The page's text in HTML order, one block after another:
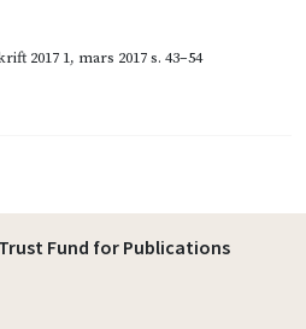
2017 1, mars 2017s. 43–54
Fund for Publications